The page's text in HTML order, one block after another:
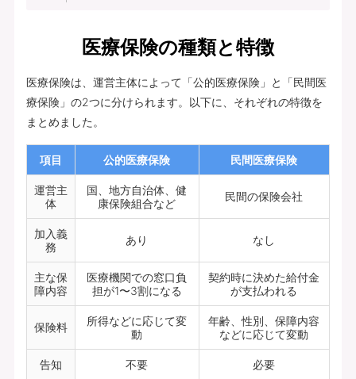
医療保険の種類と特徴
医療保険は、運営主体によって「公的医療保険」と「民間医
療保険」の2つに分けられます。以下に、それぞれの特徴を
まとめました。
項目 公的医療保険 民間医療保険
運営主
体
国、地方自治体、健
康保険組合など
民間の保険会社
加入義
務
あり なし
主な保
障内容
医療機関での窓口負
担が1〜3割になる
契約時に決めた給付金
が支払われる
保険料
所得などに応じて変
動
年齢、性別、保障内容
などに応じて変動
告知 不要
必要